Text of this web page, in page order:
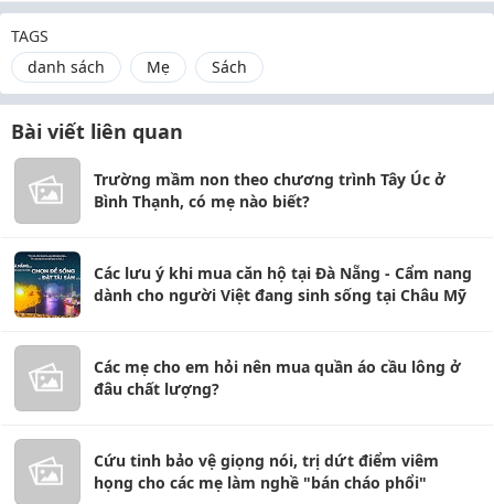
TAGS
danh sách
Mẹ Sách
Bài viết liên quan
Trường mầm non theo chương trình Tây Úc ở
Bình Thạnh, có mẹ nào biết?
Các lưu ý khi mua căn hộ tại Đà Nẵng - Cẩm nang
dành cho người Việt đang sinh sống tại Châu Mỹ
Các mẹ cho em hỏi nên mua quần áo cầu lông ở
đâu chất lượng?
Cứu tinh bảo vệ giọng nói, trị dứt điểm viêm
họng cho các mẹ làm nghề "bán cháo phổi"